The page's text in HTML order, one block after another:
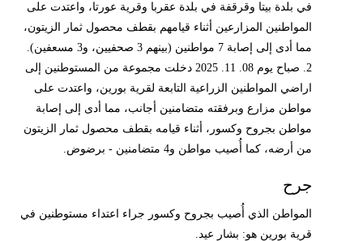
في بلدة بيتا وقرقفة في بلدة عقربا وقرية عورتا، واعتدت على
المواطنين المزارعين أثناء قيامهم بقطف محصول ثمار الزيتون،
مما أدى إلى إصابة 7 مواطنين (بينهم 3 صحفيين، و3 مسعفين).
2. صباح يوم 08. 11. 2025 دخلت مجموعة من المستوطنين إلى
اراضي المواطنين الزراعية التابعة لقرية بورين، واعتدت على
مواطن مزارع وبرفقته متضامنين أجانب، مما أدى إلى إصابة
مواطن بجروح وكسور، أثناء قيامه بقطف محصول ثمار الزيتون
من أرضه، كما أُصيب مواطن و4 متضامنين - برضوض.
جرح
المواطن الذي أُصيب بجروح وكسور جراء اعتداء مستوطنين في
قرية بورين هو: بشار عيد.